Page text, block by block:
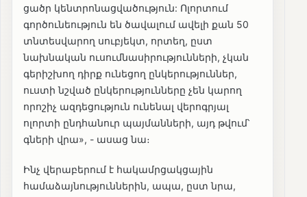
ցածր կենտրոնացվածություն: Ոլորտում
գործունեություն են ծավալում ավելի քան 50
տնտեսվարող սուբյեկտ, որտեղ, ըստ
նախնական ուսումնասիրությունների, չկան
գերիշխող դիրք ունեցող ընկերություններ,
ուստի նշված ընկերությունները չեն կարող
որոշիչ ազդեցություն ունենալ վերոգրյալ
ոլորտի ընդհանուր պայմանների, այդ թվում՝
գների վրա», - ասաց նա։
Ինչ վերաբերում է հակամրցակցային
համաձայնություններին, ապա, ըստ նրա,